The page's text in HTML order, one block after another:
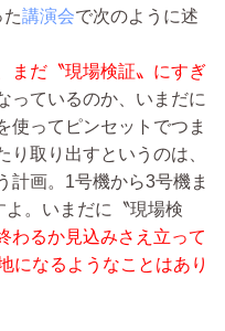
講演会で次のように述
まだ〝現場検証〟にすぎ
っているのか、いまだに
使ってピンセットでつま
取り出すというのは、
計画。1号機から3号機ま
。いまだに〝現場検
わるか見込みさえ立って
になるようなことはあり